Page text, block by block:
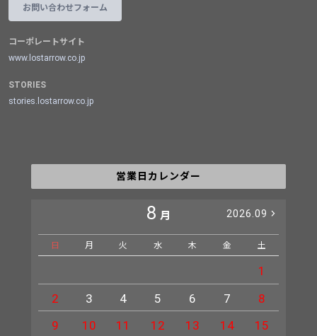
お問い合わせフォーム
コーポレートサイト
www.lostarrow.co.jp
STORIES
stories.lostarrow.co.jp
営業日カレンダー
8 月 2026.09
日 月 火 水 木 金 土
1
2
3 4 5 6 7
8
9
10 11 12 13 14
15